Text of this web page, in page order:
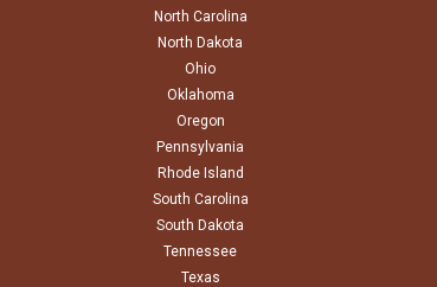
North Carolina
North Dakota
Ohio
Oklahoma
Oregon
Pennsylvania
Rhode Island
South Carolina
South Dakota
Tennessee
Texas